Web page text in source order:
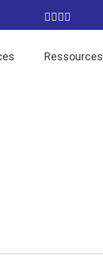
Ressources